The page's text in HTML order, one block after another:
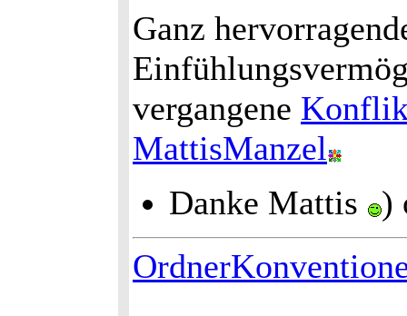
Ganz
vergangene
MattisManzel
Danke Mattis
)